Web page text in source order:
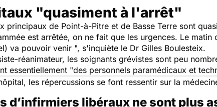
"quasiment à l'arrêt"
principaux de Point-à-Pitre et de Basse Terre sont
est arrêtée, on ne fait que les urgences. Le matin
va pouvoir venir ", s'inquiète le Dr Gilles Boulesteix.
réanimateur, les soignants grévistes sont peu
essentiellement "des personnels paramédicaux et
les répercussions se font ressentir sur la
d’infirmiers libéraux ne sont plus